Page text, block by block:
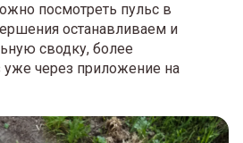
посмотреть пульс в
останавливаем и
сводку, более
через приложение на